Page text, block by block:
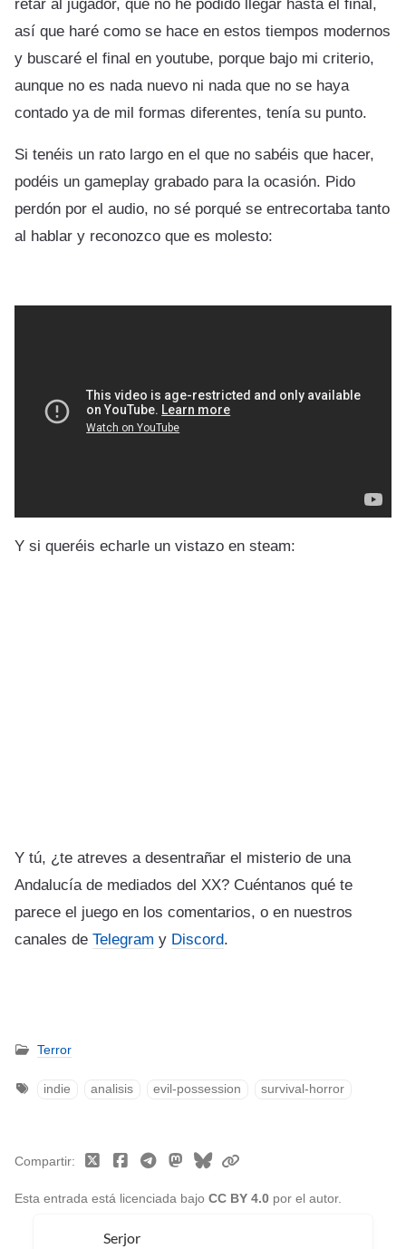
retar al jugador, que no he podido llegar hasta el final,
así que haré como se hace en estos tiempos modernos
y buscaré el final en youtube, porque bajo mi criterio,
aunque no es nada nuevo ni nada que no se haya
contado ya de mil formas diferentes, tenía su punto.
Si tenéis un rato largo en el que no sabéis que hacer,
podéis un gameplay grabado para la ocasión. Pido
perdón por el audio, no sé porqué se entrecortaba tanto
al hablar y reconozco que es molesto:
Y si queréis echarle un vistazo en steam:
Y tú, ¿te atreves a desentrañar el misterio de una
Andalucía de mediados del XX? Cuéntanos qué te
parece el juego en los comentarios, o en nuestros
canales de Telegram y Discord.
Terror
indie analisis evil-possession survival-horror
Esta entrada está licenciada bajo CC BY 4.0 por el autor.
Compartir
Serjor